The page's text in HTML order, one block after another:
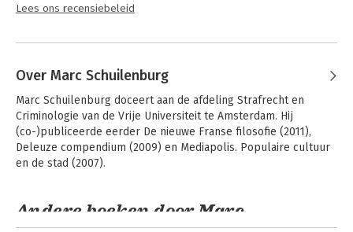
Lees ons recensiebeleid
Over Marc Schuilenburg
Marc Schuilenburg doceert aan de afdeling Strafrecht en
Criminologie van de Vrije Universiteit te Amsterdam. Hij
(co-)publiceerde eerder De nieuwe Franse filosofie (2011),
Deleuze compendium (2009) en Mediapolis. Populaire cultuur
en de stad (2007).
Andere boeken door Marc
Schuilenburg